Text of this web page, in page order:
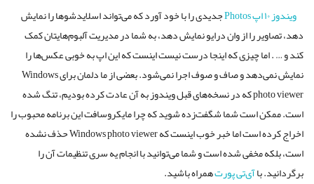
ویندوز ۱۰ اپ Photos
جدیدی را با خود آورد که می‌تواند اسلایدشو‌ها را نمایش
دهد، تصاویر را از وان درایو نمایش دهد، به شما در مدیریت آلبوم‌هایتان کمک
کند و … . اما چیزی که اینجا درست نیست اینست که این اپ به خوبی عکس‌ها را
نمایش نمی‌دهد و صاف و صوف اجرا نمی‌شود. بعضی از ما دلمان برای Windows
photo viewer که در نسخه‌های قبل ویندوز به آن عادت کرده بودیم، تنگ شده
است. ممکن است شما شگفت‌زده شوید که چرا مایکروسافت این برنامه محبوب را
اخراج کرده است اما خبر خوب اینست که Windows photo viewer حذف نشده
است، بلکه مخفی شده است و شما می‌توانید با انجام یه سری تنظیمات آن را
برگردانید. باآی‌تی پورتهمراه باشید.